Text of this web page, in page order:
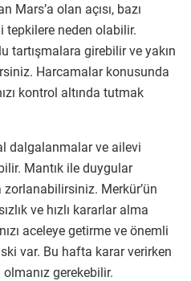
Mars’a olan açısı, bazı
tepkilere neden olabilir.
tartışmalara girebilir ve yakın
Harcamalar konusunda
kontrol altında tutmak
dalgalanmalar ve ailevi
Mantık ile duygular
Merkür’ün
ve hızlı kararlar alma
aceleye getirme ve önemli
var. Bu hafta karar verirken
gerekebilir.